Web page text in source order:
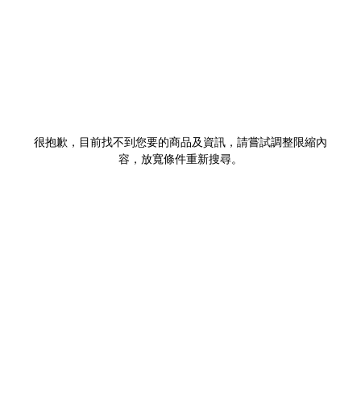
很抱歉，目前找不到您要的商品及資訊，請嘗試調整限縮內
容，放寬條件重新搜尋。